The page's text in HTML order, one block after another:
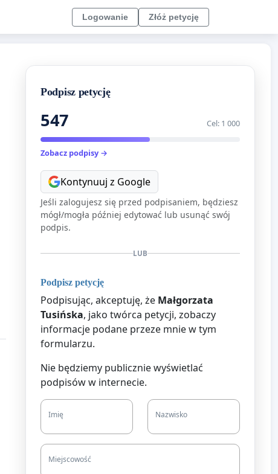
Logowanie Złóż petycję
Podpisz petycję
547 Cel: 1 000
Zobacz podpisy →
Kontynuuj z Google
Jeśli zalogujesz się przed podpisaniem, będziesz
mógł/mogła później edytować lub usunąć swój
podpis.
LUB
Podpisz petycję
Podpisując, akceptuję, że Małgorzata
Tusińska, jako twórca petycji, zobaczy
informacje podane przeze mnie w tym
formularzu.
Nie będziemy publicznie wyświetlać
podpisów w internecie.
Imię Nazwisko
Miejscowość